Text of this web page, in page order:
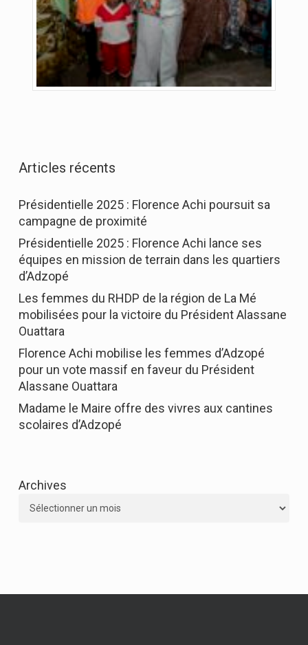
Articles récents
Présidentielle 2025 : Florence Achi poursuit sa
campagne de proximité
Présidentielle 2025 : Florence Achi lance ses
équipes en mission de terrain dans les quartiers
d’Adzopé
Les femmes du RHDP de la région de La Mé
mobilisées pour la victoire du Président Alassane
Ouattara
Florence Achi mobilise les femmes d’Adzopé
pour un vote massif en faveur du Président
Alassane Ouattara
Madame le Maire offre des vivres aux cantines
scolaires d’Adzopé
Archives